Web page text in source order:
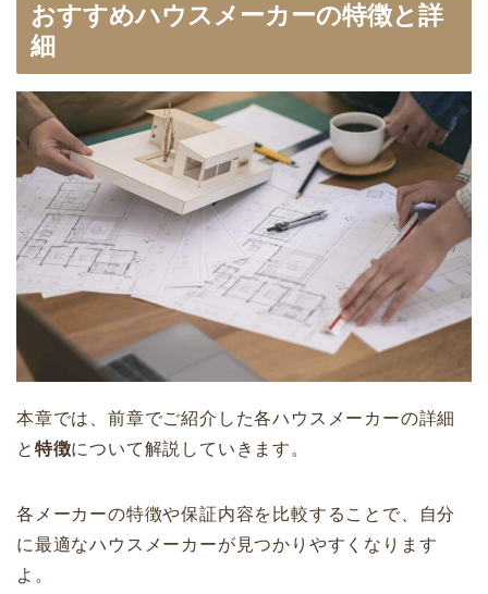
おすすめハウスメーカーの特徴と詳
細
本章では、前章でご紹介した各ハウスメーカーの詳細
と 特徴について解説していきます。
各メーカーの特徴や保証内容を比較することで、自分
に最適なハウスメーカーが見つかりやすくなります
よ。